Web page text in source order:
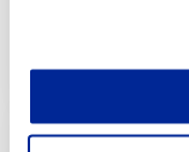
för